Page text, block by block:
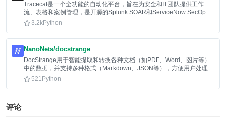
Tracecat是一个全功能的自动化平台，旨在为安全和IT团队提供工作
流、表格和案例管理，是开源的Splunk SOAR和ServiceNow SecOps
替代方案。
3.2kPython
NanoNets/docstrange
DocStrange用于智能提取和转换各种文档（如PDF、Word、图片等）
中的数据，并支持多种格式（Markdown、JSON等），方便用户处理和
利用文档信息。
521 Python
评论